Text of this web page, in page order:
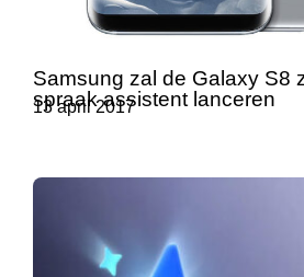
Samsung zal de Galaxy S8
spraak assistent lanceren
13 april 2017